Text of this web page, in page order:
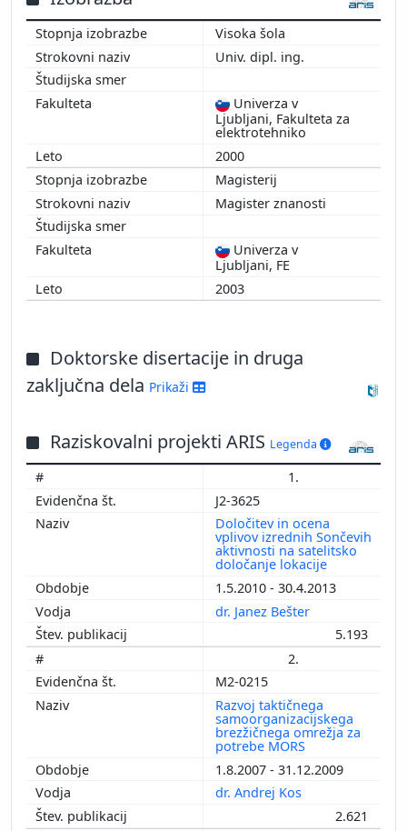
2008
2009
Visoka šola
Univ. dipl. ing.
Univerza v
Ljubljani, Fakulteta za
elektrotehniko
2000
Magisterij
Magister znanosti
Univerza v
Ljubljani, FE
2003
Doktorske disertacije in druga
zaključna dela Prikaži
Raziskovalni projekti ARIS Legenda
1.
J2-3625
Določitev in ocena
vplivov izrednih Sončevih
aktivnosti na satelitsko
določanje lokacije
1.5.2010 - 30.4.2013
dr. Janez Bešter
5.193
2.
M2-0215
Razvoj taktičnega
samoorganizacijskega
brezžičnega omrežja za
potrebe MORS
1.8.2007 - 31.12.2009
dr. Andrej Kos
2.621